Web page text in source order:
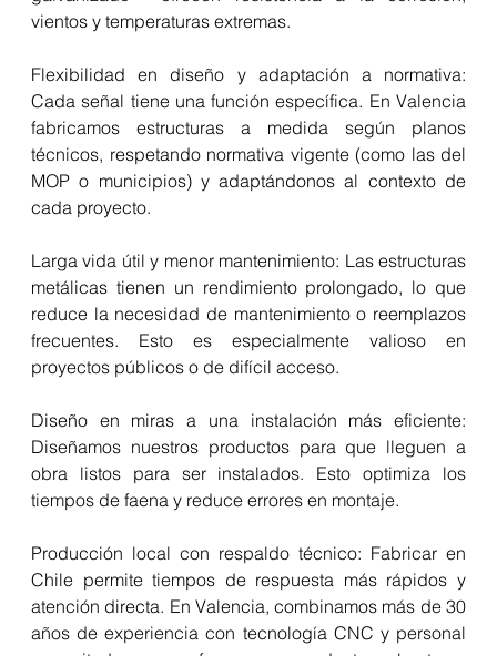
vientos y temperaturas extremas.
Flexibilidad en diseño y adaptación a normativa:
Cada señal tiene una función específica. En Valencia
fabricamos estructuras a medida según planos
técnicos, respetando normativa vigente (como las del
MOP o municipios) y adaptándonos al contexto de
cada proyecto.
Larga vida útil y menor mantenimiento: Las estructuras
metálicas tienen un rendimiento prolongado, lo que
reduce la necesidad de mantenimiento o reemplazos
frecuentes. Esto es especialmente valioso en
proyectos públicos o de difícil acceso.
Diseño en miras a una instalación más eficiente:
Diseñamos nuestros productos para que lleguen a
obra listos para ser instalados. Esto optimiza los
tiempos de faena y reduce errores en montaje.
Producción local con respaldo técnico: Fabricar en
Chile permite tiempos de respuesta más rápidos y
atención directa. En Valencia, combinamos más de 30
años de experiencia con tecnología CNC y personal